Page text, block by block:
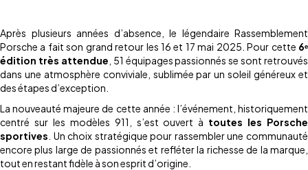
Après plusieurs années d’absence, le légendaire Rassemblement
Porsche a fait son grand retour les 16 et 17 mai 2025. Pour cette 6ᵉ
édition très attendue , 51 équipages passionnés se sont retrouvés
dans une atmosphère conviviale, sublimée par un soleil généreux et
des étapes d’exception.
La nouveauté majeure de cette année : l’événement, historiquement
centré sur les modèles 911, s’est ouvert à toutes les Porsche
sportives . Un choix stratégique pour rassembler une communauté
encore plus large de passionnés et refléter la richesse de la marque,
tout en restant fidèle à son esprit d’origine.